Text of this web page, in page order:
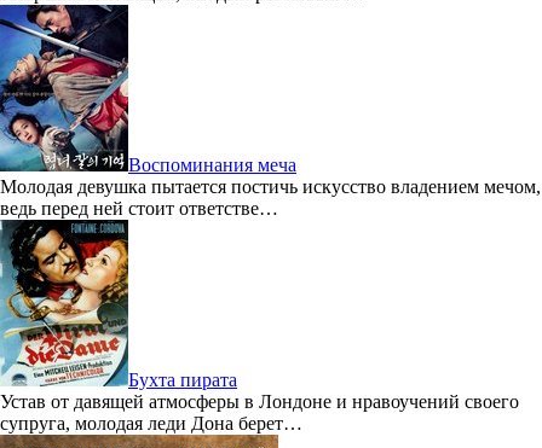
Воспоминания меча
Молодая девушка пытается постичь искусство владением мечом,
ведь перед ней стоит ответстве…
Бухта пирата
Устав от давящей атмосферы в Лондоне и нравоучений своего
супруга, молодая леди Дона берет…